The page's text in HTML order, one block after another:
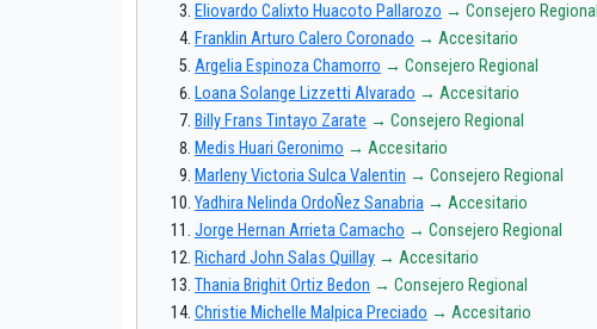
Eliovardo Calixto Huacoto Pallarozo → Consejero Regional
Franklin Arturo Calero Coronado → Accesitario
Argelia Espinoza Chamorro → Consejero Regional
Loana Solange Lizzetti Alvarado → Accesitario
Billy Frans Tintayo Zarate → Consejero Regional
Medis Huari Geronimo → Accesitario
Marleny Victoria Sulca Valentin → Consejero Regional
Yadhira Nelinda OrdoÑez Sanabria → Accesitario
Jorge Hernan Arrieta Camacho → Consejero Regional
Richard John Salas Quillay → Accesitario
Thania Brighit Ortiz Bedon → Consejero Regional
Christie Michelle Malpica Preciado → Accesitario